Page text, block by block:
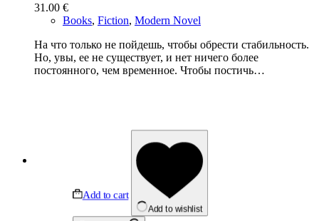
31.00 €
Books, Fiction, Modern Novel
На что только не пойдешь, чтобы обрести стабильность.
Но, увы, ее не существует, и нет ничего более
постоянного, чем временное. Чтобы постичь…
Add to cart
Add to wishlist